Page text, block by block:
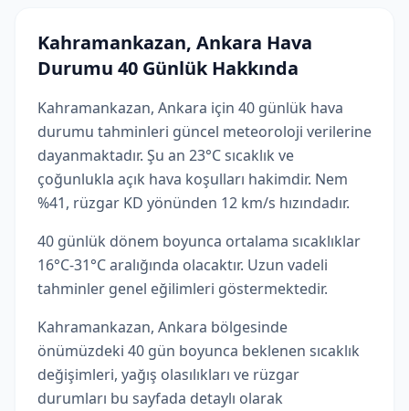
Kahramankazan, Ankara Hava
Durumu 40 Günlük Hakkında
Kahramankazan, Ankara için 40 günlük hava
durumu tahminleri güncel meteoroloji verilerine
dayanmaktadır. Şu an 23°C sıcaklık ve
çoğunlukla açık hava koşulları hakimdir. Nem
%41, rüzgar KD yönünden 12 km/s hızındadır.
40 günlük dönem boyunca ortalama sıcaklıklar
16°C-31°C aralığında olacaktır. Uzun vadeli
tahminler genel eğilimleri göstermektedir.
Kahramankazan, Ankara bölgesinde
önümüzdeki 40 gün boyunca beklenen sıcaklık
değişimleri, yağış olasılıkları ve rüzgar
durumları bu sayfada detaylı olarak